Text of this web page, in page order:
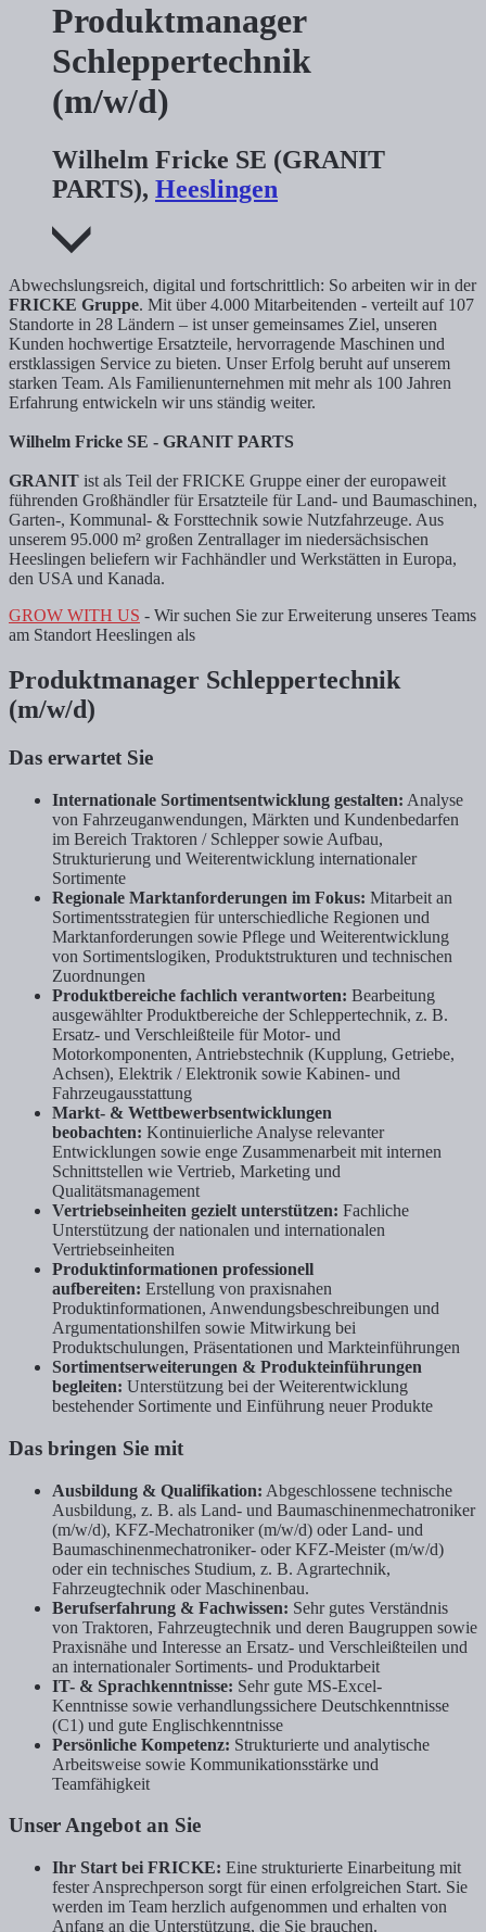
Produktmanager
Schleppertechnik
(m/w/d)
Wilhelm Fricke SE (GRANIT
PARTS), Heeslingen
Abwechslungsreich, digital und fortschrittlich: So arbeiten wir in der
FRICKE Gruppe. Mit über 4.000 Mitarbeitenden - verteilt auf 107
Standorte in 28 Ländern – ist unser gemeinsames Ziel, unseren
Kunden hochwertige Ersatzteile, hervorragende Maschinen und
erstklassigen Service zu bieten. Unser Erfolg beruht auf unserem
starken Team. Als Familienunternehmen mit mehr als 100 Jahren
Erfahrung entwickeln wir uns ständig weiter.
Wilhelm Fricke SE - GRANIT PARTS
GRANIT ist als Teil der FRICKE Gruppe einer der europaweit
führenden Großhändler für Ersatzteile für Land- und Baumaschinen,
Garten-, Kommunal- & Forsttechnik sowie Nutzfahrzeuge. Aus
unserem 95.000 m² großen Zentrallager im niedersächsischen
Heeslingen beliefern wir Fachhändler und Werkstätten in Europa,
den USA und Kanada.
GROW WITH US - Wir suchen Sie zur Erweiterung unseres Teams
am Standort Heeslingen als
Produktmanager Schleppertechnik
(m/w/d)
Das erwartet Sie
Internationale Sortimentsentwicklung gestalten: Analyse
von Fahrzeuganwendungen, Märkten und Kundenbedarfen
im Bereich Traktoren / Schlepper sowie Aufbau,
Strukturierung und Weiterentwicklung internationaler
Sortimente
Regionale Marktanforderungen im Fokus: Mitarbeit an
Sortimentsstrategien für unterschiedliche Regionen und
Marktanforderungen sowie Pflege und Weiterentwicklung
von Sortimentslogiken, Produktstrukturen und technischen
Zuordnungen
Produktbereiche fachlich verantworten: Bearbeitung
ausgewählter Produktbereiche der Schleppertechnik, z. B.
Ersatz- und Verschleißteile für Motor- und
Motorkomponenten, Antriebstechnik (Kupplung, Getriebe,
Achsen), Elektrik / Elektronik sowie Kabinen- und
Fahrzeugausstattung
Markt- & Wettbewerbsentwicklungen
beobachten: Kontinuierliche Analyse relevanter
Entwicklungen sowie enge Zusammenarbeit mit internen
Schnittstellen wie Vertrieb, Marketing und
Qualitätsmanagement
Vertriebseinheiten gezielt unterstützen: Fachliche
Unterstützung der nationalen und internationalen
Vertriebseinheiten
Produktinformationen professionell
aufbereiten: Erstellung von praxisnahen
Produktinformationen, Anwendungsbeschreibungen und
Argumentationshilfen sowie Mitwirkung bei
Produktschulungen, Präsentationen und Markteinführungen
Sortimentserweiterungen & Produkteinführungen
begleiten: Unterstützung bei der Weiterentwicklung
bestehender Sortimente und Einführung neuer Produkte
Das bringen Sie mit
Ausbildung & Qualifikation: Abgeschlossene technische
Ausbildung, z. B. als Land- und Baumaschinenmechatroniker
(m/w/d), KFZ-Mechatroniker (m/w/d) oder Land- und
Baumaschinenmechatroniker- oder KFZ-Meister (m/w/d)
oder ein technisches Studium, z. B. Agrartechnik,
Fahrzeugtechnik oder Maschinenbau.
Berufserfahrung & Fachwissen: Sehr gutes Verständnis
von Traktoren, Fahrzeugtechnik und deren Baugruppen sowie
Praxisnähe und Interesse an Ersatz- und Verschleißteilen und
an internationaler Sortiments- und Produktarbeit
IT- & Sprachkenntnisse: Sehr gute MS-Excel-
Kenntnisse sowie verhandlungssichere Deutschkenntnisse
(C1) und gute Englischkenntnisse
Persönliche Kompetenz: Strukturierte und analytische
Arbeitsweise sowie Kommunikationsstärke und
Teamfähigkeit
Unser Angebot an Sie
Ihr Start bei FRICKE: Eine strukturierte Einarbeitung mit
fester Ansprechperson sorgt für einen erfolgreichen Start. Sie
werden im Team herzlich aufgenommen und erhalten von
Anfang an die Unterstützung, die Sie brauchen.